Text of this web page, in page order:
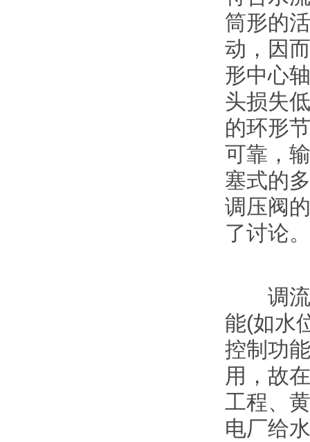
筒形的
动，因
形中心
头损失
的环形
可靠，
塞式的
调压阀
了讨论。
调流
能(如水
控制功
用，故
工程、
电厂给